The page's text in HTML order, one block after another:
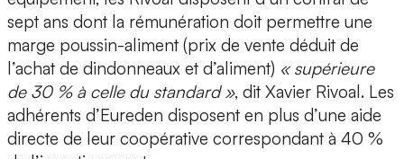
sept ans dont la rémunération doit permettre une
marge poussin-aliment (prix de vente déduit de
l’achat de dindonneaux et d’aliment) « supérieure
de 30 % à celle du standard », dit Xavier Rivoal. Les
adhérents d’Eureden disposent en plus d’une aide
directe de leur coopérative correspondant à 40 %